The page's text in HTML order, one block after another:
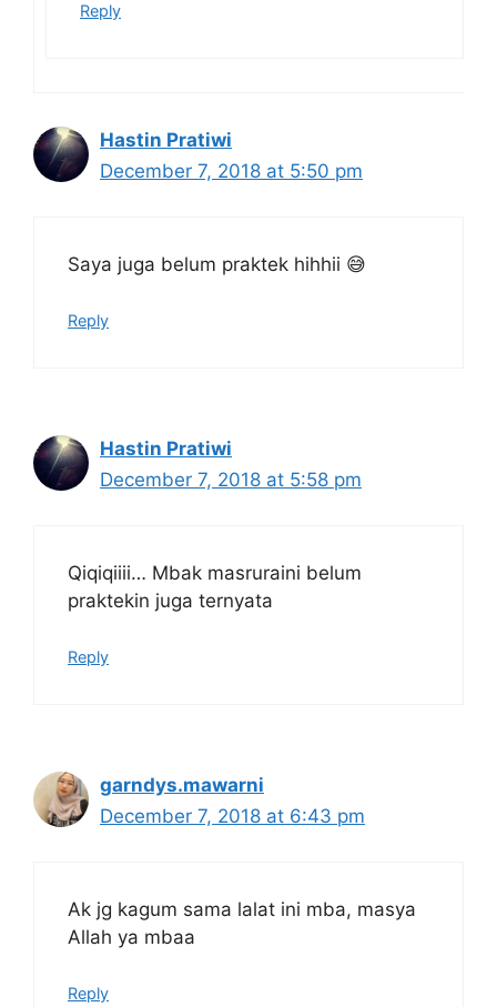
Reply
Hastin Pratiwi
December 7, 2018 at 5:50 pm
Saya juga belum praktek hihhii 😅
Reply
Hastin Pratiwi
December 7, 2018 at 5:58 pm
Qiqiqiiii… Mbak masruraini belum
praktekin juga ternyata
Reply
garndys.mawarni
December 7, 2018 at 6:43 pm
Ak jg kagum sama lalat ini mba, masya
Allah ya mbaa
Reply